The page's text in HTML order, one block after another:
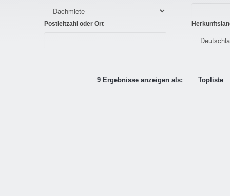
Postleitzahl oder Ort
9 Ergebnisse anzeigen als: Topliste